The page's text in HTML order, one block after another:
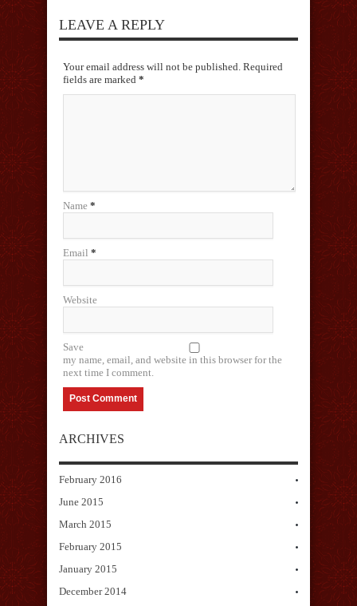
LEAVE A REPLY
Your email address will not be published. Required
fields are marked *
Name *
Email *
Website
Save
my name, email, and website in this browser for the
next time I comment.
ARCHIVES
February 2016
June 2015
March 2015
February 2015
January 2015
December 2014